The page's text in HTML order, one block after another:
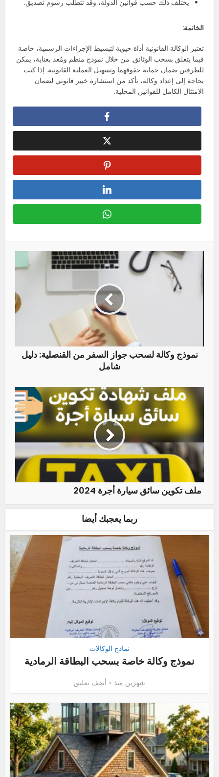
يختلف ذلك حسب قوانين الدولة، وقد تتطلب رسوم تصديق.
الخاتمة:
تعتبر الوكالة القانونية أداة حيوية لتبسيط الإجراءات الرسمية، خاصة
فيما يتعلق بسحب الوثائق. من خلال نموذج منظم ومُعد بعناية، يمكن
للطرفين ضمان حماية حقوقهما وتسهيل العملية القانونية. إذا كنت
بحاجة إلى إعداد وكالة، تأكد من استشارة خبير قانوني لضمان
الامتثال الكامل للقوانين المحلية.
نموذج وكالة لسحب جواز السفر من القنصلية: دليل
شامل
ملف تكوين سائق سيارة أجرة 2024
ربما يعجبك أيضا
نماذج الوكالات
نموذج وكالة خاصة بسحب البطاقة الرمادية
شهرين منذ أضف تعليق